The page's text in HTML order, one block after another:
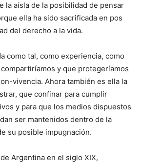
la aísla de la posibilidad de pensar
ella ha sido sacrificada en pos
del derecho a la vida.
como tal, como experiencia, como
y que protegeríamos
vivencia. Ahora también es ella la
que confinar para cumplir
y para que los medios dispuestos
ser mantenidos dentro de la
su posible impugnación.
Argentina en el siglo XIX,